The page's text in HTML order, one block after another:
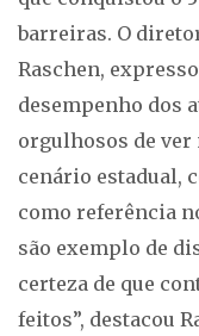
barreiras. O
Raschen,
desempenho dos
orgulhosos de
cenário estadual,
como referência
são exemplo de
certeza de que
feitos”, destacou